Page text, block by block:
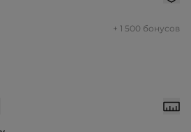
+ 1 500 бонусов